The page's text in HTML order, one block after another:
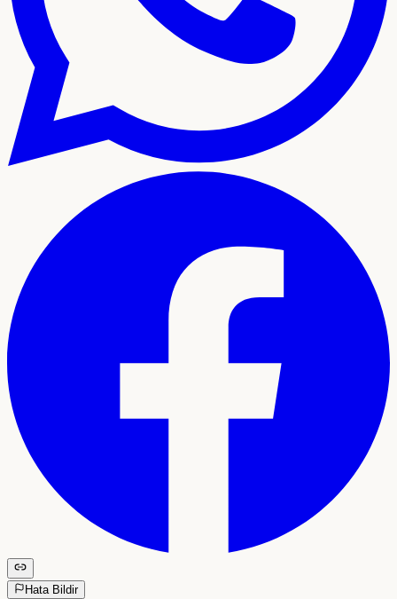
Hata Bildir